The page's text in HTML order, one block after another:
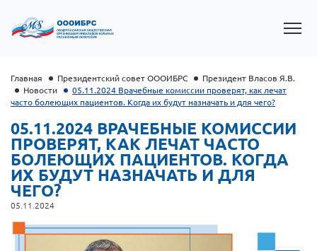
Президент Власов Я.В.
Главная Президентский совет ОООИБРС
Президент Власов Я.В.
Новости
05.11.2024 Врачебные комиссии проверят, как лечат
часто болеющих пациентов. Когда их будут назначать и для чего?
05.11.2024 ВРАЧЕБНЫЕ КОМИССИИ
ПРОВЕРЯТ, КАК ЛЕЧАТ ЧАСТО
БОЛЕЮЩИХ ПАЦИЕНТОВ. КОГДА
ИХ БУДУТ НАЗНАЧАТЬ И ДЛЯ
ЧЕГО?
05.11.2024